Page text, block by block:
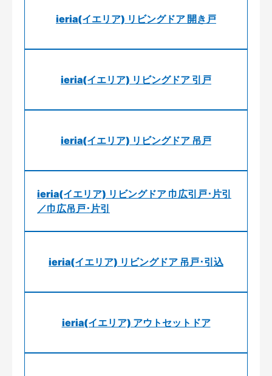
ieria(イエリア) リビングドア 開き戸
ieria(イエリア) リビングドア 引戸
ieria(イエリア) リビングドア 吊戸
ieria(イエリア) リビングドア 巾広引戸･片引
／巾広吊戸･片引
ieria(イエリア) リビングドア 吊戸･引込
ieria(イエリア) アウトセットドア